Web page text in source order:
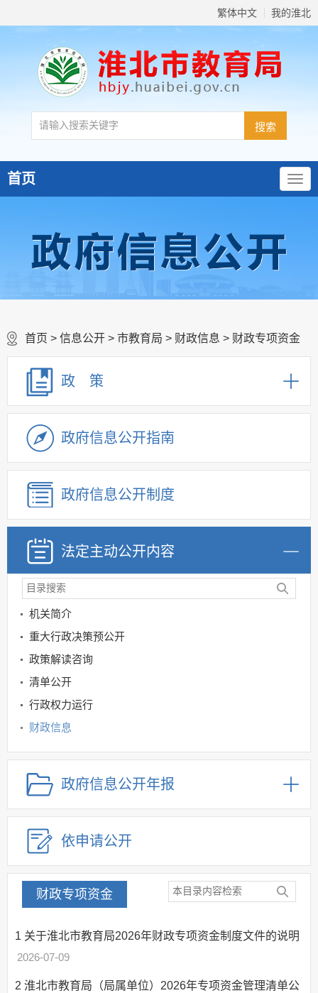
繁体中文 我的淮北
首页
首页 > 信息公开 > 市教育局 > 财政信息 > 财政专项资金
政 策
政府信息公开指南
政府信息公开制度
法定主动公开内容
机关简介
重大行政决策预公开
政策解读咨询
清单公开
行政权力运行
财政信息
教育领域
规划信息
建议提案办理
公务员及事业单位招录
应急管理
回应关切
监督保障
其他法定信息
政府信息公开年报
依申请公开
财政专项资金
1 关于淮北市教育局2026年财政专项资金制度文件的说明
2026-07-09
2 淮北市教育局（局属单位）2026年专项资金管理清单公